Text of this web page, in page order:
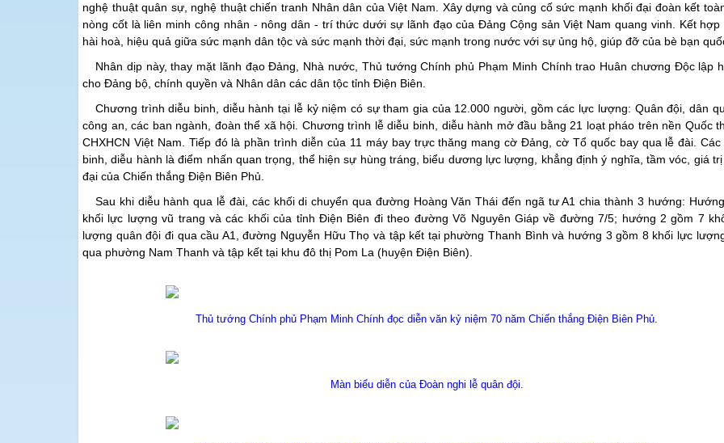
nghệ thuật quân sự, nghệ thuật chiến tranh Nhân dân của Việt Nam. Xây dựng và củng cố sức mạnh khối đại đoàn kết
nòng cốt là liên minh công nhân - nông dân - trí thức dưới sự lãnh đạo của Đảng Cộng sản Việt Nam quang vinh. Kết hợp
hài hoà, hiệu quả giữa sức mạnh dân tộc và sức mạnh thời đại, sức mạnh trong nước với sự ủng hộ, giúp đỡ của bè bạn
Nhân dịp này, thay mặt lãnh đạo Đảng, Nhà nước, Thủ tướng Chính phủ Phạm Minh Chính trao Huân chương Độc lập
cho Đảng bộ, chính quyền và Nhân dân các dân tộc tỉnh Điện Biên.
Chương trình diễu binh, diễu hành tại lễ kỷ niệm có sự tham gia của 12.000 người, gồm các lực lượng: Quân đội, dân
công an, các ban ngành, đoàn thể xã hội. Chương trình lễ diễu binh, diễu hành mở đầu bằng 21 loạt pháo trên nền Quốc
CHXHCN Việt Nam. Tiếp đó là phần trình diễn của 11 máy bay trực thăng mang cờ Đảng, cờ Tổ quốc bay qua lễ đài. Các
binh, diễu hành là điểm nhấn quan trọng, thể hiện sự hùng tráng, biểu dương lực lượng, khẳng định ý nghĩa, tầm vóc, giá
đại của Chiến thắng Điện Biên Phủ.
Sau khi diễu hành qua lễ đài, các khối di chuyển qua đường Hoàng Văn Thái đến ngã tư A1 chia thành 3 hướng:
khối lực lượng vũ trang và các khối của tỉnh Điện Biên đi theo đường Võ Nguyên Giáp về đường 7/5; hướng 2 gồm 7
lượng quân đội đi qua cầu A1, đường Nguyễn Hữu Thọ và tập kết tại phường Thanh Bình và hướng 3 gồm 8 khối lực
qua phường Nam Thanh và tập kết tại khu đô thị Pom La (huyện Điện Biên).
Thủ tướng Chính phủ Phạm Minh Chính đọc diễn văn kỷ niệm 70 năm Chiến thắng Điện Biên Phủ.
Màn biểu diễn của Đoàn nghi lễ quân đội.